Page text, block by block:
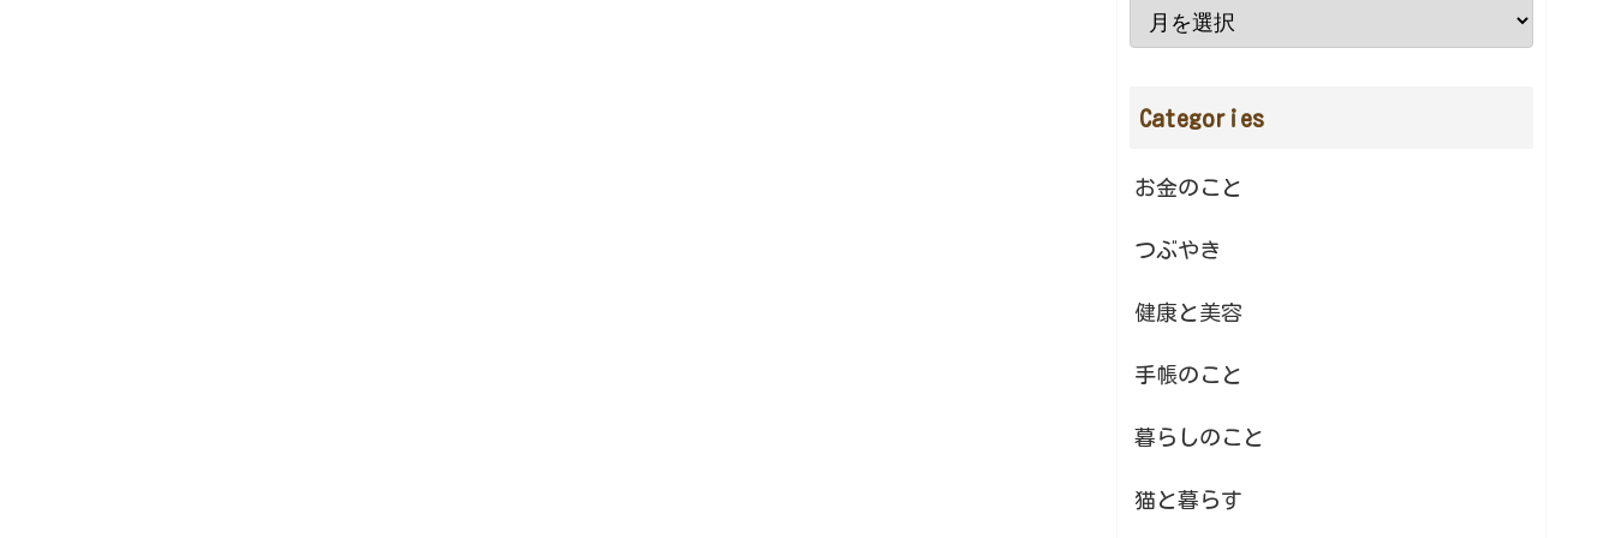
Categories
お金のこと
つぶやき
健康と美容
手帳のこと
暮らしのこと
猫と暮らす